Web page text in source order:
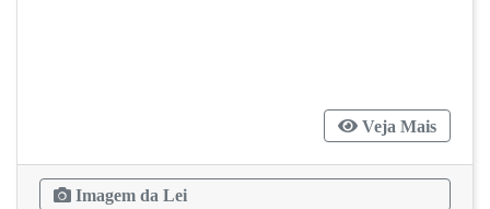
Veja Mais
Imagem da Lei